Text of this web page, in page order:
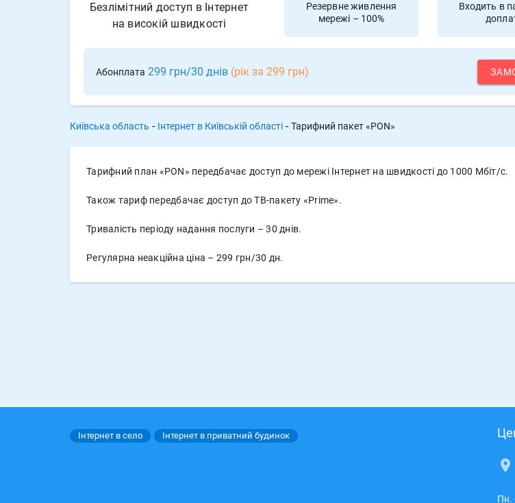
Безлімітний доступ в Інтернет
на високій швидкості
Резервне живлення
мережі – 100%
Входить в
Абонплата 299 грн/30 днів (рік за 299 грн)
Київська область - Інтернет в Київській області - Тарифний пакет «PON»
Тарифний план «PON» передбачає доступ до мережі Інтернет на швидкості до 1000 Мбіт/с.
Також тариф передбачає доступ до ТВ-пакету «Prime».
Тривалість періоду надання послуги – 30 днів.
Регулярна неакційна ціна – 299 грн/30 дн.
Пн.
Інтернет в село Інтернет в приватний будинок